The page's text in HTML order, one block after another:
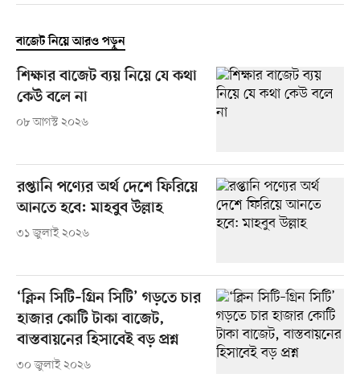
বাজেট নিয়ে আরও পড়ুন
শিক্ষার বাজেট ব্যয় নিয়ে যে কথা
কেউ বলে না
০৮ আগস্ট ২০২৬
রপ্তানি পণ্যের অর্থ দেশে ফিরিয়ে
আনতে হবে: মাহবুব উল্লাহ
৩১ জুলাই ২০২৬
‘ক্লিন সিটি–গ্রিন সিটি’ গড়তে চার
হাজার কোটি টাকা বাজেট,
বাস্তবায়নের হিসাবেই বড় প্রশ্ন
৩০ জুলাই ২০২৬